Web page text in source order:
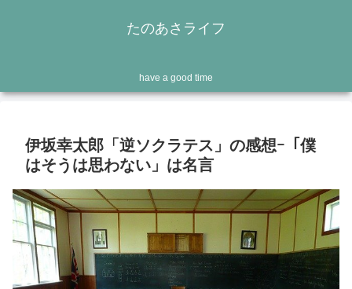
たのあさライフ
have a good time
伊坂幸太郎「逆ソクラテス」の感想ｰ「僕
はそうは思わない」は名言